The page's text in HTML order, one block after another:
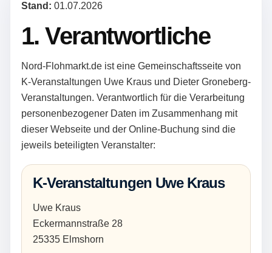
Stand: 01.07.2026
1. Verantwortliche
Nord-Flohmarkt.de ist eine Gemeinschaftsseite von
K-Veranstaltungen Uwe Kraus und Dieter Groneberg-
Veranstaltungen. Verantwortlich für die Verarbeitung
personenbezogener Daten im Zusammenhang mit
dieser Webseite und der Online-Buchung sind die
jeweils beteiligten Veranstalter:
K-Veranstaltungen Uwe Kraus
Uwe Kraus
Eckermannstraße 28
25335 Elmshorn